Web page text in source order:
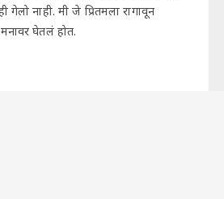
नाही. मी जे प्रितमला रागावून
घेतलं होत.